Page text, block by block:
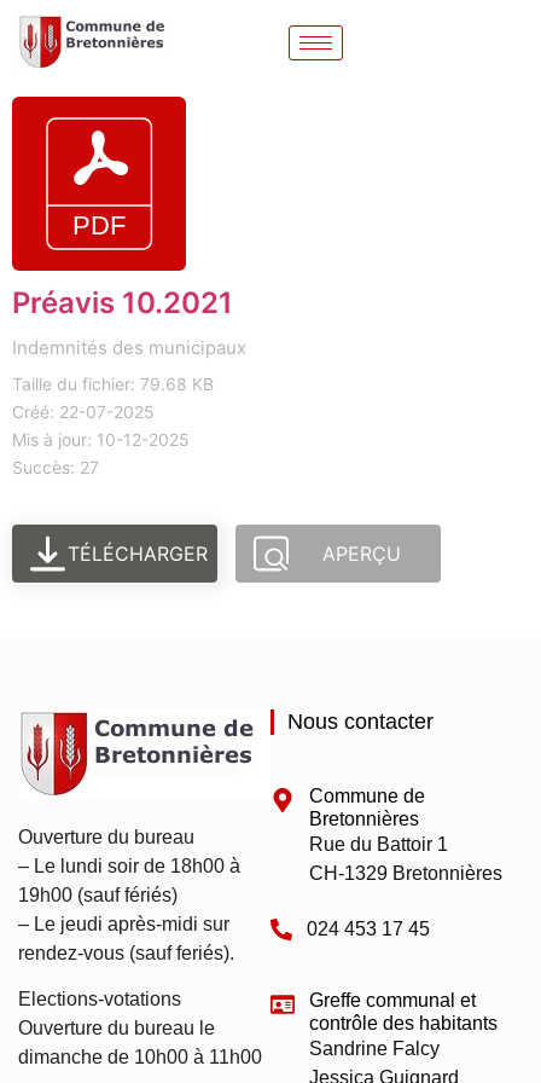
Préavis 10.2021
Indemnités des municipaux
Taille du fichier: 79.68 KB
Créé: 22-07-2025
Mis à jour: 10-12-2025
Succès: 27
TÉLÉCHARGER APERÇU
Ouverture du bureau
– Le lundi soir de 18h00 à
19h00 (sauf fériés)
– Le jeudi après-midi sur
rendez-vous (sauf feriés).
Elections-votations
Ouverture du bureau le
dimanche de 10h00 à 11h00
Nous contacter
Commune de
Bretonnières
Rue du Battoir 1
CH-1329 Bretonnières
024 453 17 45
Greffe communal et
contrôle des habitants
Sandrine Falcy
Jessica Guignard